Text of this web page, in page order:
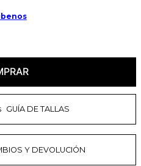
GUÍA DE TALLAS
Y DEVOLUCIÓN